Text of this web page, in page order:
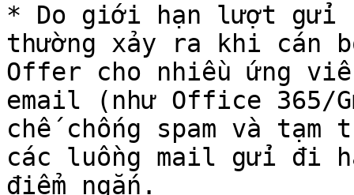
* Do giới hạn lượt gửi
thường xảy ra khi cán
Offer cho nhiều ứng
email (như Office 365/
chế chống spam và tạm
các luồng mail gửi đi
điểm ngắn.